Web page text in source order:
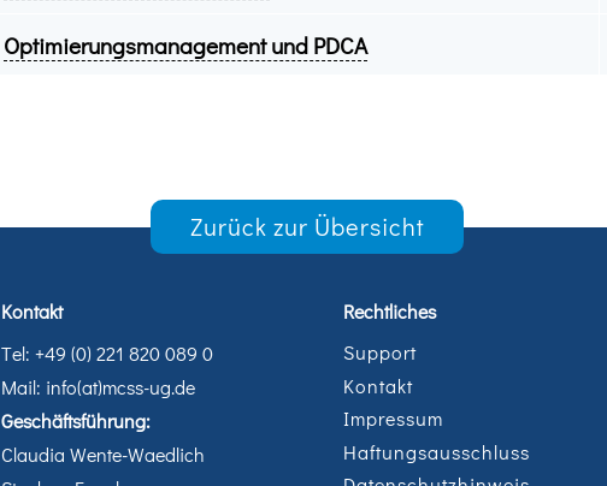
Optimierungsmanagement und PDCA
Zurück zur Übersicht
Kontakt
Tel: +49 (0) 221 820 089 0
Mail: info(at)mcss-ug.de
Geschäftsführung:
Claudia Wente-Waedlich
Rechtliches
Support
Kontakt
Impressum
Haftungsausschluss